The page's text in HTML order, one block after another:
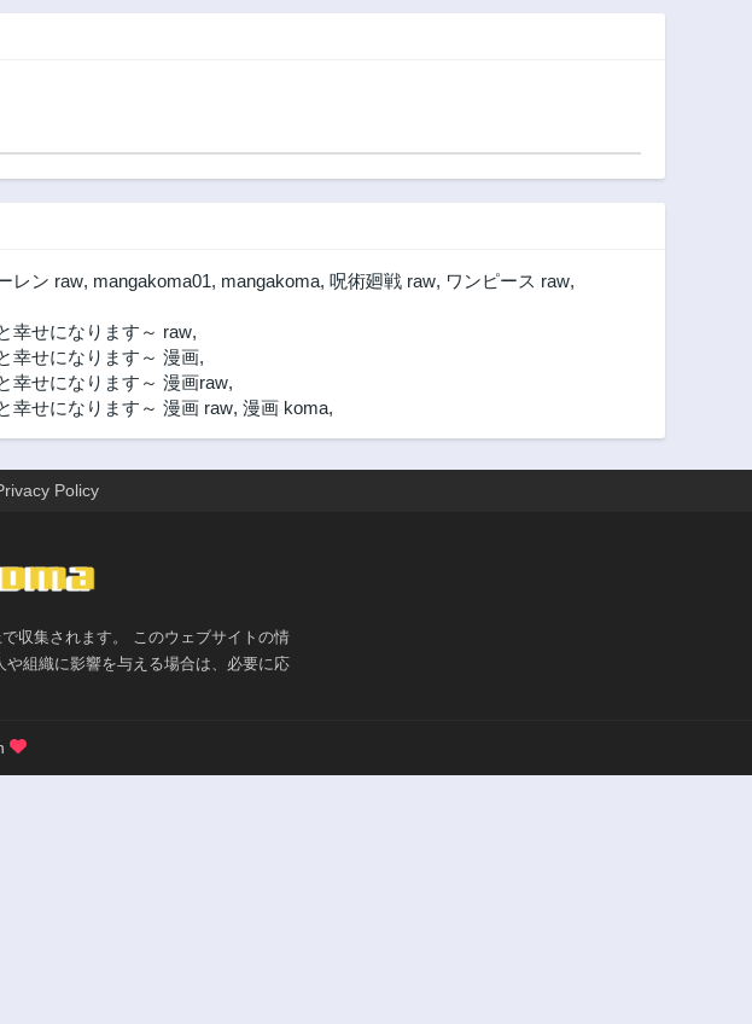
ない～
レン raw, mangakoma01, mangakoma, 呪術廻戦 raw, ワンピース raw,
幸せになります～ raw,
幸せになります～ 漫画,
幸せになります～ 漫画raw,
幸せになります～ 漫画 raw, 漫画 koma,
Policy
収集されます。 このウェブサイトの情
組織に影響を与える場合は、必要に応